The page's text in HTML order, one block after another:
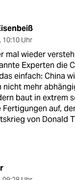
10:10 Uhr
mal wieder
Experten die
einfach: China
nicht mehr
baut in extrem
Fertigungen auf,
von Donald